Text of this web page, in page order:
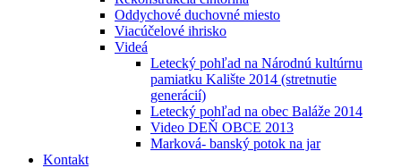
Oddychové duchovné miesto
Viacúčelové ihrisko
Videá
Letecký pohľad na Národnú kultúrnu
pamiatku Kalište 2014 (stretnutie
generácií)
Letecký pohľad na obec Baláže 2014
Video DEŇ OBCE 2013
Marková- banský potok na jar
Kontakt